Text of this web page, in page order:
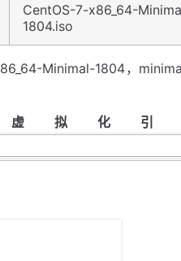
CentOS-7-x86_64-
1804.iso
Minimal-1804，
启虚拟化引